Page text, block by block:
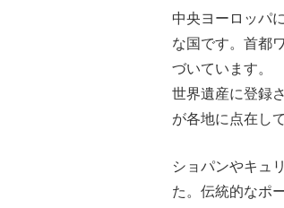
中央ヨーロッパ
な国です。首都
づいています。
世界遺産に登録
が各地に点在し
ショパンやキュ
た。伝統的なポ